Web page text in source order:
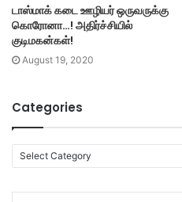
டாஸ்மாக் கடை ஊழியர் ஒருவருக்கு
கொரோனா…! அதிர்ச்சியில்
குடிமகன்கள்!
August 19, 2020
Categories
a